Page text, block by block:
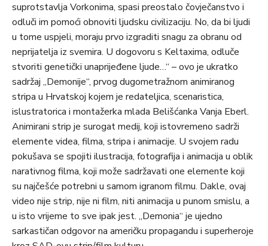
suprotstavlja Vorkonima, spasi preostalo čovječanstvo i
odluči im pomoći obnoviti ljudsku civilizaciju. No, da bi ljudi
u tome uspjeli, moraju prvo izgraditi snagu za obranu od
neprijatelja iz svemira. U dogovoru s Keltaxima, odluče
stvoriti genetički unaprijeđene ljude…“ – ovo je ukratko
sadržaj „Demonije“, prvog dugometražnom animiranog
stripa u Hrvatskoj kojem je redateljica, scenaristica,
islustratorica i montažerka mlada Belišćanka Vanja Eberl.
Animirani strip je surogat medij, koji istovremeno sadrži
elemente videa, filma, stripa i animacije. U svojem radu
pokušava se spojiti ilustracija, fotografija i animacija u oblik
narativnog filma, koji može sadržavati one elemente koji
su najčešće potrebni u samom igranom filmu. Dakle, ovaj
video nije strip, nije ni film, niti animacija u punom smislu, a
u isto vrijeme to sve ipak jest. „Demonia“ je ujedno
sarkastičan odgovor na američku propagandu i superheroje